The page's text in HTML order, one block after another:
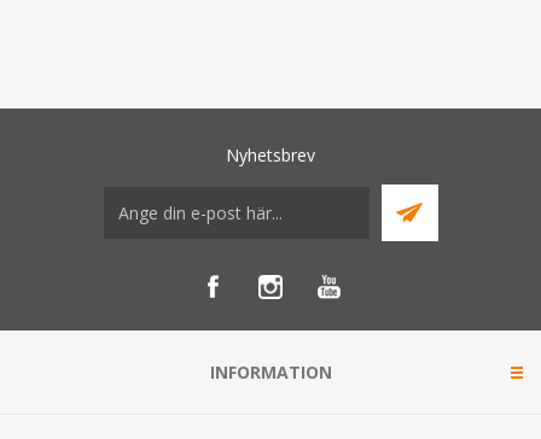
Nyhetsbrev
INFORMATION